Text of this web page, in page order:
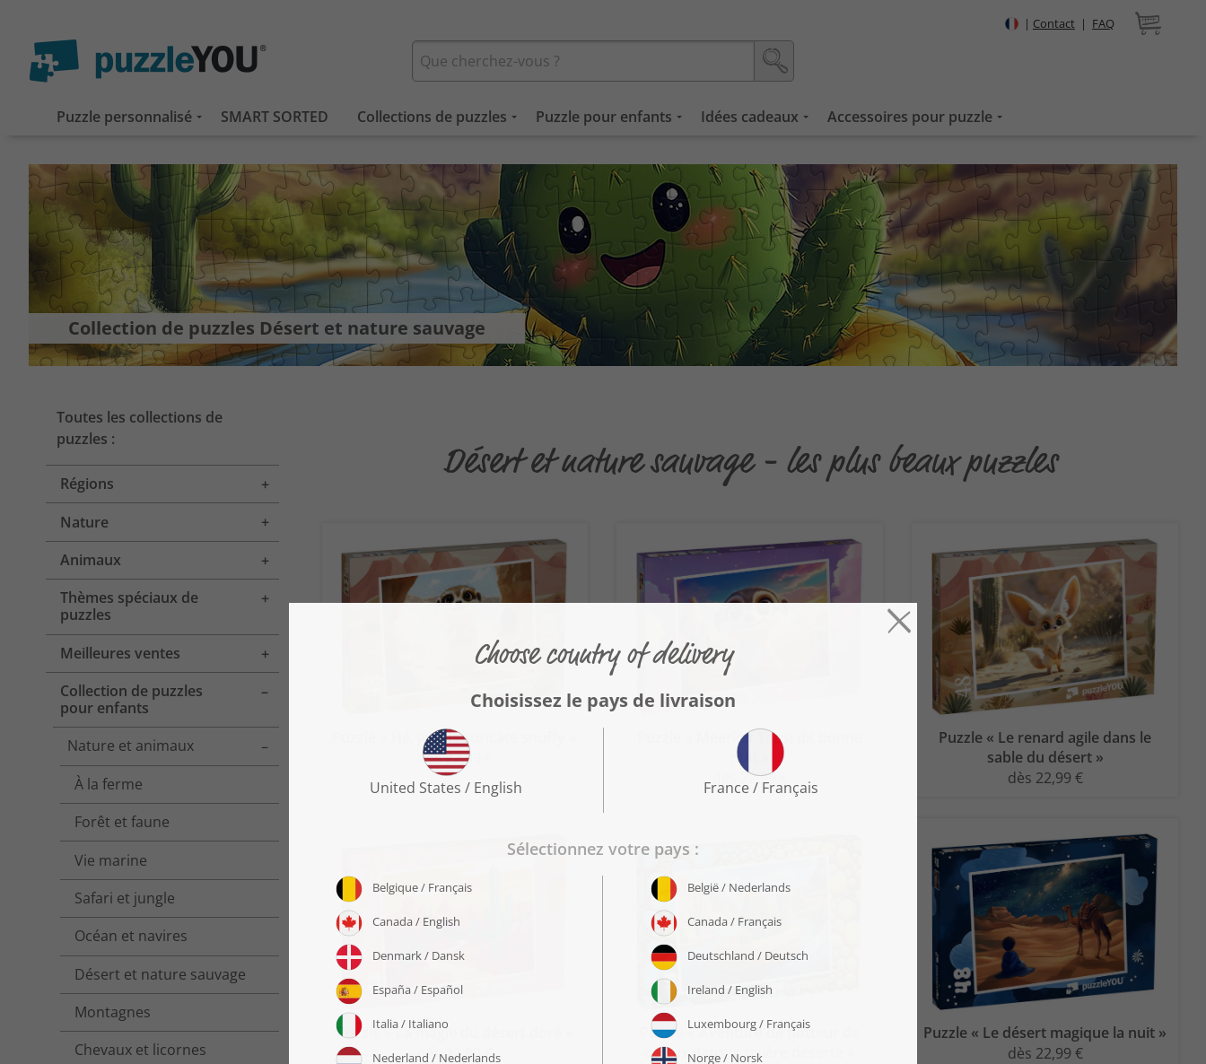
| Contact | FAQ
Puzzle personnalisé SMART SORTED Collections de puzzles Puzzle pour enfants Idées cadeaux Accessoires pour puzzle
Collection de puzzles Désert et nature sauvage
Toutes les collections de
puzzles :
Régions
Toggle menu
Nature
Toggle menu
Animaux
Toggle menu
Thèmes spéciaux de
puzzles
Toggle menu
Meilleures ventes
Toggle menu
Collection de puzzles
pour enfants
Toggle menu
Nature et animaux
Toggle menu
À la ferme
Forêt et faune
Vie marine
Safari et jungle
Océan et navires
Désert et nature sauvage
Montagnes
Chevaux et licornes
Désert et nature sauvage - les plus beaux puzzles
Puzzle « Hé, je suis suricate snuffy »
dès 22,99 €
Puzzle « Meerkat Tapsi dit bonne
nuit »
dès 22,99 €
Puzzle « Le renard agile dans le
sable du désert »
dès 22,99 €
Puzzle « La magie du désert doré »
dès 22,99 €
Puzzle « Aventure de flotteur de
cactus dans la rivière déserte »
Puzzle « Le désert magique la nuit »
dès 22,99 €